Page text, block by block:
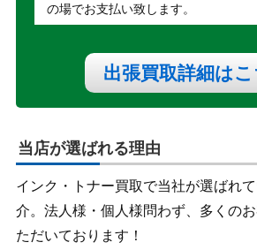
の場でお支払い致します。
出張買取詳細はこ
当店が選ばれる理由
インク・トナー買取で当社が選ばれ
介。法人様・個人様問わず、多くの
ただいております！